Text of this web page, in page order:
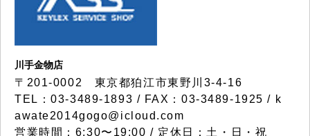
川手金物店
〒201-0002 東京都狛江市東野川3-4-16
TEL：03-3489-1893 / FAX：03-3489-1925 / k
awate2014gogo@icloud.com
営業時間：6:30〜19:00 / 定休日：土・日・祝